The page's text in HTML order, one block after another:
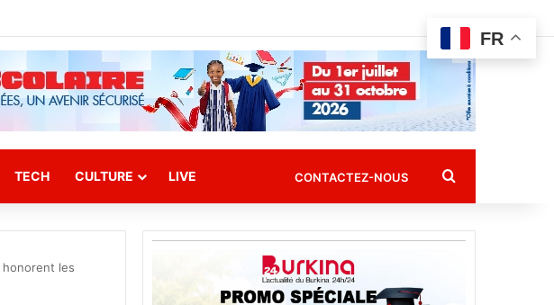
TECH CULTURE LIVE CONTACTEZ-NOUS Rechercher
honorent les
FR